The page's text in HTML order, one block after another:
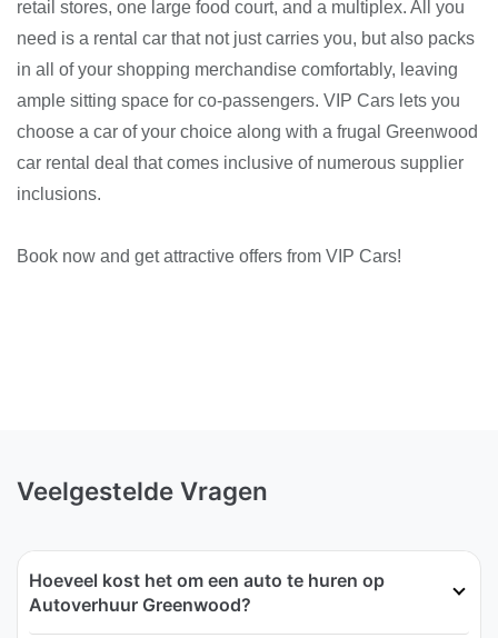
retail stores, one large food court, and a multiplex. All you
need is a rental car that not just carries you, but also packs
in all of your shopping merchandise comfortably, leaving
ample sitting space for co-passengers. VIP Cars lets you
choose a car of your choice along with a frugal Greenwood
car rental deal that comes inclusive of numerous supplier
inclusions.
Book now and get attractive offers from VIP Cars!
Veelgestelde Vragen
Hoeveel kost het om een auto te huren op
Autoverhuur Greenwood?